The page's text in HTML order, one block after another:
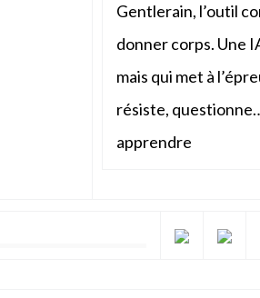
Gentlerain, l’outil
donner corps. Une
mais qui met à
résiste,
apprendre